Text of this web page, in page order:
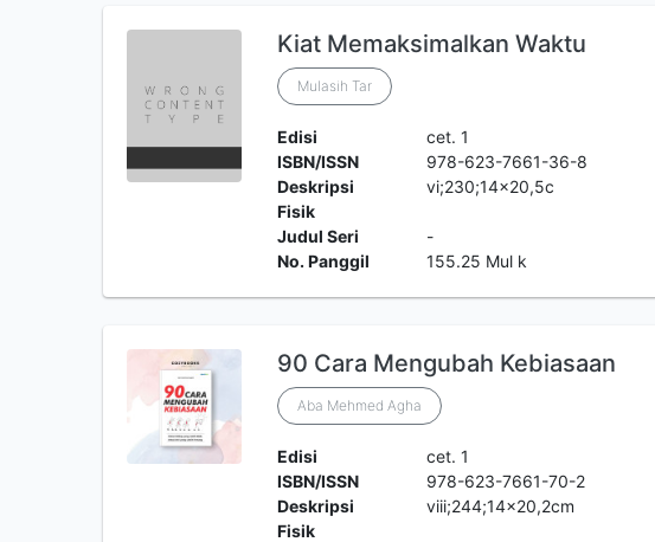
Kiat Memaksimalkan Waktu
Mulasih Tar
Edisi
cet. 1
ISBN/ISSN
978-623-7661-36-8
Deskripsi
Fisik
vi;230;14x20,5c
Judul Seri
-
No. Panggil
155.25 Mul k
90 Cara Mengubah Kebiasaan
Aba Mehmed Agha
Edisi
cet. 1
ISBN/ISSN
978-623-7661-70-2
Deskripsi
Fisik
viii;244;14x20,2cm